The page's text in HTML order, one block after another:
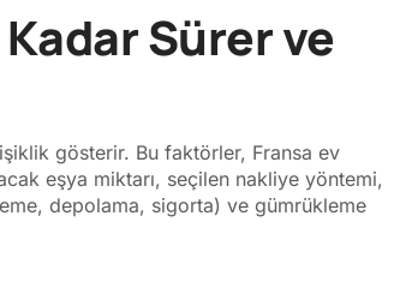
Sürer ve
gösterir. Bu faktörler, Fransa ev
eşya miktarı, seçilen nakliye yöntemi,
depolama, sigorta) ve gümrükleme